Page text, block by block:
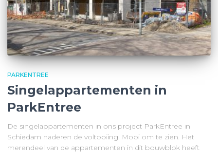
PARKENTREE
Singelappartementen in
ParkEntree
De singelappartementen in ons project ParkEntree in
Schiedam naderen de voltooiing. Mooi om te zien. Het
merendeel van de appartementen in dit bouwblok heeft